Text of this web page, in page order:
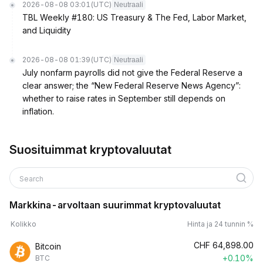
2026-08-08 03:01 (UTC) Neutraali
TBL Weekly #180: US Treasury & The Fed, Labor Market,
and Liquidity
2026-08-08 01:39 (UTC) Neutraali
July nonfarm payrolls did not give the Federal Reserve a
clear answer; the “New Federal Reserve News Agency”:
whether to raise rates in September still depends on
inflation.
Suosituimmat kryptovaluutat
Search
Markkina-arvoltaan suurimmat kryptovaluutat
Kolikko Hinta ja 24 tunnin %
Bitcoin
BTC
CHF 64,898.00
+0.10%